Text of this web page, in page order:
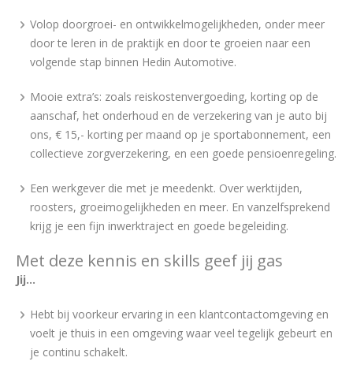
Volop doorgroei- en ontwikkelmogelijkheden, onder meer
door te leren in de praktijk en door te groeien naar een
volgende stap binnen Hedin Automotive.
Mooie extra’s: zoals reiskostenvergoeding, korting op de
aanschaf, het onderhoud en de verzekering van je auto bij
ons, € 15,- korting per maand op je sportabonnement, een
collectieve zorgverzekering, en een goede pensioenregeling.
Een werkgever die met je meedenkt. Over werktijden,
roosters, groeimogelijkheden en meer. En vanzelfsprekend
krijg je een fijn inwerktraject en goede begeleiding.
Met deze kennis en skills geef jij gas
Jij...
Hebt bij voorkeur ervaring in een klantcontactomgeving en
voelt je thuis in een omgeving waar veel tegelijk gebeurt en
je continu schakelt.